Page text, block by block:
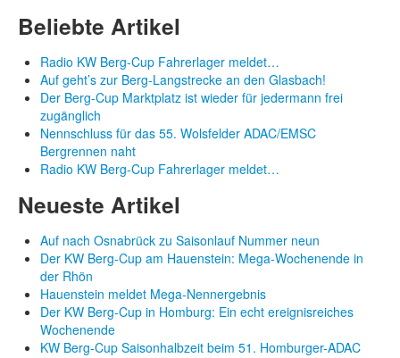
Beliebte Artikel
Radio KW Berg-Cup Fahrerlager meldet…
Auf geht’s zur Berg-Langstrecke an den Glasbach!
Der Berg-Cup Marktplatz ist wieder für jedermann frei
zugänglich
Nennschluss für das 55. Wolsfelder ADAC/EMSC
Bergrennen naht
Radio KW Berg-Cup Fahrerlager meldet…
Neueste Artikel
Auf nach Osnabrück zu Saisonlauf Nummer neun
Der KW Berg-Cup am Hauenstein: Mega-Wochenende in
der Rhön
Hauenstein meldet Mega-Nennergebnis
Der KW Berg-Cup in Homburg: Ein echt ereignisreiches
Wochenende
KW Berg-Cup Saisonhalbzeit beim 51. Homburger-ADAC